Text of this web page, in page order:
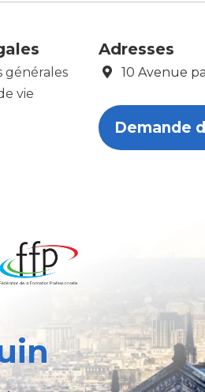
générales
vie
Adresses
10 Avenue
Demande